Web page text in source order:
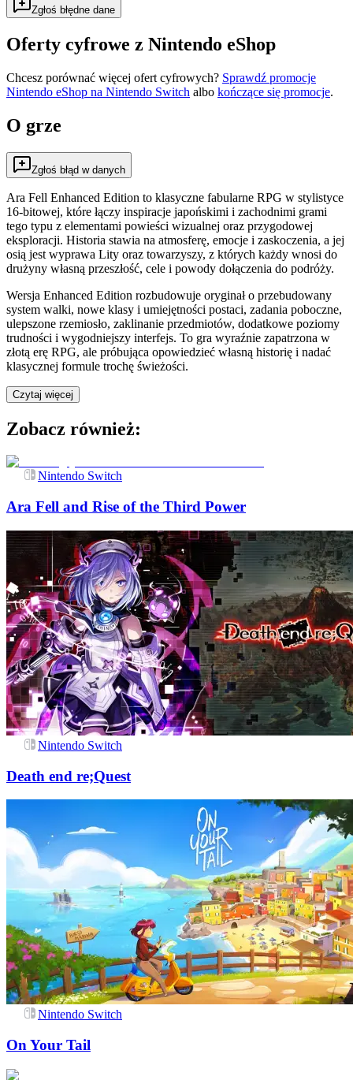
Zgłoś błędne dane
Oferty cyfrowe z Nintendo eShop
Chcesz porównać więcej ofert cyfrowych? Sprawdź promocje
Nintendo eShop na Nintendo Switch albo kończące się promocje.
O grze
Zgłoś błąd w danych
Ara Fell Enhanced Edition to klasyczne fabularne RPG w stylistyce
16-bitowej, które łączy inspiracje japońskimi i zachodnimi grami
tego typu z elementami powieści wizualnej oraz przygodowej
eksploracji. Historia stawia na atmosferę, emocje i zaskoczenia, a jej
osią jest wyprawa Lity oraz towarzyszy, z których każdy wnosi do
drużyny własną przeszłość, cele i powody dołączenia do podróży.
Wersja Enhanced Edition rozbudowuje oryginał o przebudowany
system walki, nowe klasy i umiejętności postaci, zadania poboczne,
ulepszone rzemiosło, zaklinanie przedmiotów, dodatkowe poziomy
trudności i wygodniejszy interfejs. To gra wyraźnie zapatrzona w
złotą erę RPG, ale próbująca opowiedzieć własną historię i nadać
klasycznej formule trochę świeżości.
Czytaj więcej
Zobacz również:
Nintendo Switch
Ara Fell and Rise of the Third Power
Nintendo Switch
Death end re;Quest
Nintendo Switch
On Your Tail